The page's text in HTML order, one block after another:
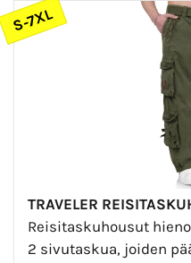
S-7XL
TRAVELER
Reisitaskuhousut
2 sivutaskua, joiden